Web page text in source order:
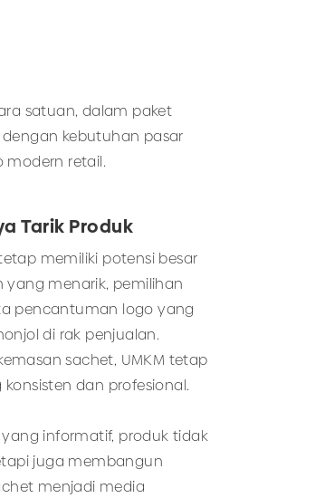
satuan, dalam paket
kebutuhan pasar
modern retail.
Tarik Produk
memiliki potensi besar
menarik, pemilihan
pencantuman logo yang
di rak penjualan.
sachet, UMKM tetap
dan profesional.
informatif, produk tidak
juga membangun
menjadi media